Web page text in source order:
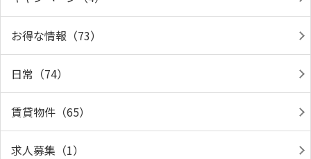
お得な情報（73）
日常（74）
賃貸物件（65）
求人募集（1）